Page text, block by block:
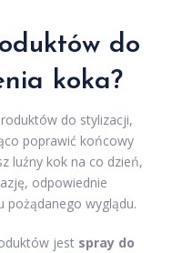
do
koka?
do stylizacji,
poprawić końcowy
luźny kok na co dzień,
odpowiednie
pożądanego wyglądu.
jest spray do